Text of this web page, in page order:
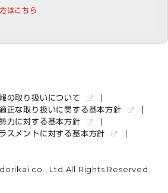
はこちら
の取り扱いについて
正な取り扱いに関する基本方針
力に対する基本方針
スメントに対する基本方針
co., Ltd All Rights Reserved.